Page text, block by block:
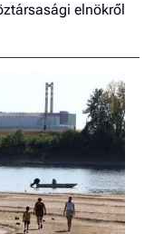
elnökről